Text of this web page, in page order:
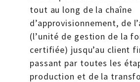
tout au long de la chaîne
d’approvisionnement, de
(l’unité de gestion de la
certifiée) jusqu’au client
passant par toutes les
production et de la